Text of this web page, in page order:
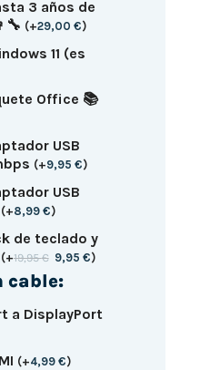
3 años de
(+29,00 €)
11 (es
Office 📚
USB
(+9,95 €)
USB
(+8,99 €)
de teclado y
(+19,95€ 9,95€)
cable:
a DisplayPort
(+4,99 €)